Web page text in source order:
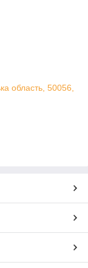
область, 50056,